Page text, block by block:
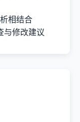
相结合
与修改建议